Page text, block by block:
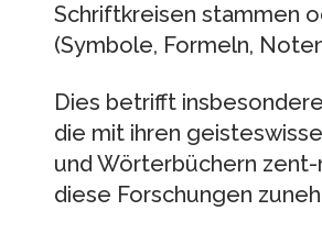
Schriftkreisen stammen
(Symbole, Formeln,
Dies betrifft
die mit ihren
und Wörterbüchern
diese Forschungen